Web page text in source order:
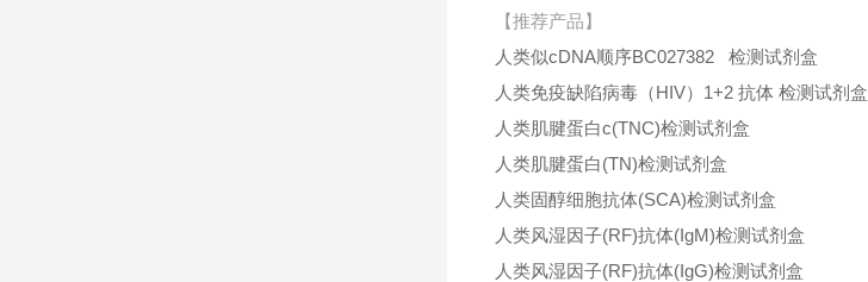
【推荐产品】
人类似cDNA顺序BC027382 检测试剂盒
人类免疫缺陷病毒（HIV）1+2 抗体 检测试剂盒
人类肌腱蛋白c(TNC)检测试剂盒
人类肌腱蛋白(TN)检测试剂盒
人类固醇细胞抗体(SCA)检测试剂盒
人类风湿因子(RF)抗体(IgM)检测试剂盒
人类风湿因子(RF)抗体(IgG)检测试剂盒